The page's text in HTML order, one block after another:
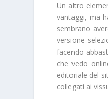
Un altro
vantaggi, ma
sembrano
versione
facendo
che vedo
editoriale del
collegati ai